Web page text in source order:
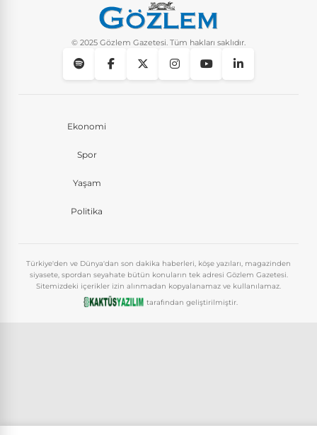
© 2025 Gözlem Gazetesi. Tüm hakları saklıdır.
Ekonomi
Spor
Yaşam
Politika
Türkiye'den ve Dünya'dan son dakika haberleri, köşe yazıları, magazinden
siyasete, spordan seyahate bütün konuların tek adresi Gözlem Gazetesi.
Sitemizdeki içerikler izin alınmadan kopyalanamaz ve kullanılamaz.
tarafından geliştirilmiştir.